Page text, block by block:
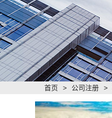
首页 > 公司注册 >